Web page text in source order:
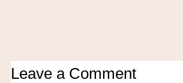
Leave a Comment